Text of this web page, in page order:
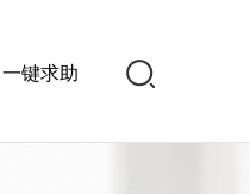
一键求助